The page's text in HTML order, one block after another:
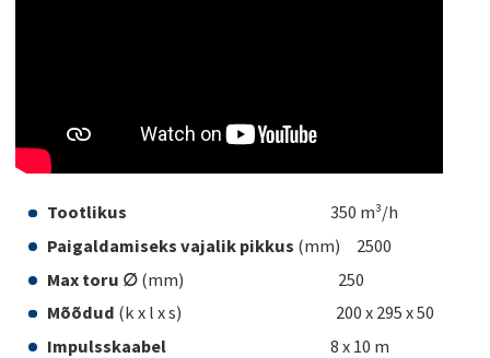
Tootlikus
350 m³/h
Paigaldamiseks vajalik pikkus (mm) 2500
Max toru ∅ (mm) 250
Mõõdud (k x l x s) 200 x 295 x 50
Impulsskaabel8 x 10 m